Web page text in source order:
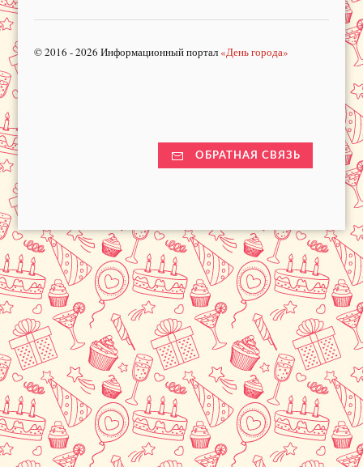
© 2016 - 2026 Информационный портал «День города»
ОБРАТНАЯ СВЯЗЬ